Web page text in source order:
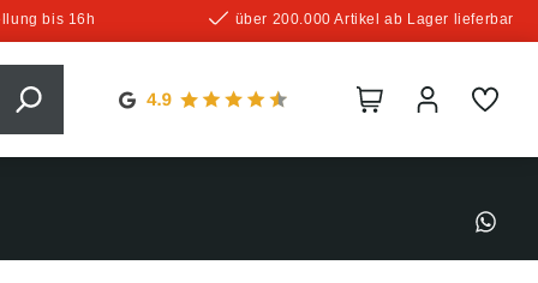
bis 16h über 200.000 Artikel ab Lager lieferbar